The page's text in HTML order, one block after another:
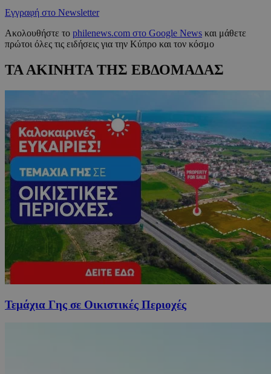
Εγγραφή στο Newsletter
Ακολουθήστε το philenews.com στο Google News και μάθετε
πρώτοι όλες τις ειδήσεις για την Κύπρο και τον κόσμο
ΤΑ ΑΚΙΝΗΤΑ ΤΗΣ ΕΒΔΟΜΑΔΑΣ
Τεμάχια Γης σε Οικιστικές Περιοχές